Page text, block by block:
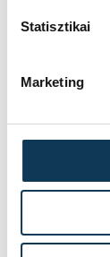
Statisztikai
Marketing
Egyelőre
végére,